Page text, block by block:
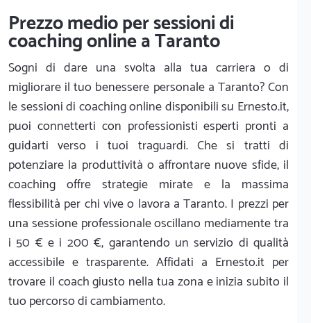
Prezzo medio per sessioni di
coaching online a Taranto
Sogni di dare una svolta alla tua carriera o di
migliorare il tuo benessere personale a Taranto? Con
le sessioni di coaching online disponibili su Ernesto.it,
puoi connetterti con professionisti esperti pronti a
guidarti verso i tuoi traguardi. Che si tratti di
potenziare la produttività o affrontare nuove sfide, il
coaching offre strategie mirate e la massima
flessibilità per chi vive o lavora a Taranto. I prezzi per
una sessione professionale oscillano mediamente tra
i 50 € e i 200 €, garantendo un servizio di qualità
accessibile e trasparente. Affidati a Ernesto.it per
trovare il coach giusto nella tua zona e inizia subito il
tuo percorso di cambiamento.